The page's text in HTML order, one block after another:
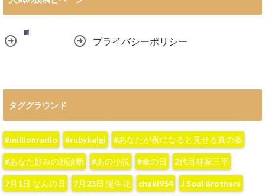
プライバシーポリシー
タググラウンド
#millionradio #rubykaigi #あなたが夜になると見せる真の姿
#あなた好みの顔診断 #あの小説 #傘の日 2代目林家三平
7月1日 なんの日 7月23日 誕生花 chaki954 J Soul Brothers